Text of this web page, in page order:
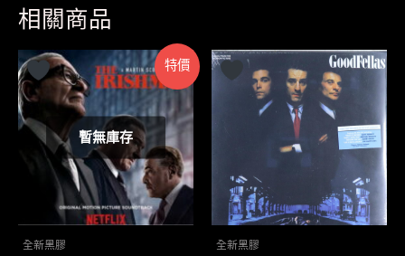
相關商品
特價
暫無庫存
全新黑膠 全新黑膠